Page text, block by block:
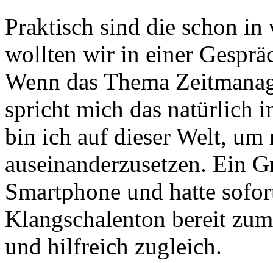
Praktisch sind die schon
wollten wir in einer
Wenn das Thema
spricht mich das natürlich
bin ich auf dieser Welt,
auseinanderzusetzen. Ein
Smartphone und hatte
Klangschalenton bereit
und hilfreich zugleich.